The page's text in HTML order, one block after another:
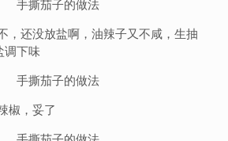
，还没放盐啊，油辣子又不咸，生抽
调下味
椒，妥了